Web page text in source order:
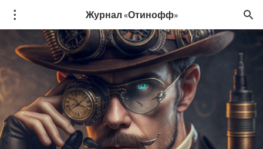
Журнал «Отинофф»